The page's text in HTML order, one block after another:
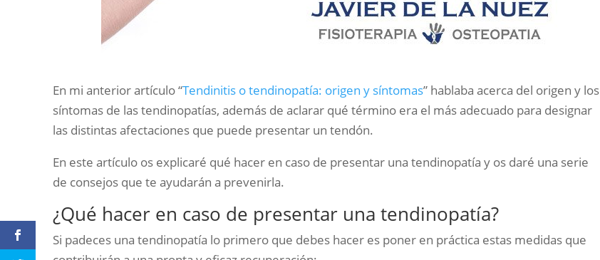
En mi anterior artículo “Tendinitis o tendinopatía: origen y síntomas” hablaba acerca del origen y los
síntomas de las tendinopatías, además de aclarar qué término era el más adecuado para designar
las distintas afectaciones que puede presentar un tendón.
En este artículo os explicaré qué hacer en caso de presentar una tendinopatía y os daré una serie
de consejos que te ayudarán a prevenirla.
¿Qué hacer en caso de presentar una tendinopatía?
Si padeces una tendinopatía lo primero que debes hacer es poner en práctica estas medidas que